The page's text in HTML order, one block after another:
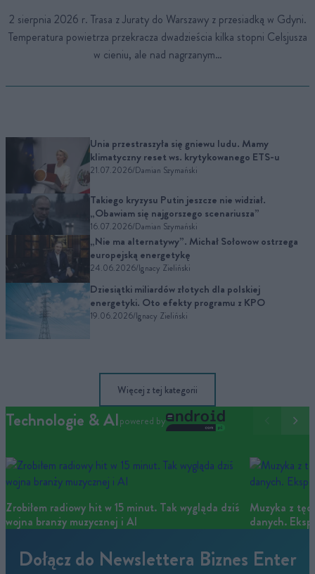
2 sierpnia 2026 r. Trasa z Juraty do Warszawy z przesiadką w Gdyni.
Temperatura powietrza przekracza dwadzieścia kilka stopni Celsjusza
w cieniu, ale nad nagrzanym…
Unia przestraszyła się gniewu ludu. Mamy
klimatyczny reset ws. krytykowanego ETS-u
21.07.2026/Damian Szymański
Takiego kryzysu Putin jeszcze nie widział.
„Obawiam się najgorszego scenariusza”
16.07.2026/Damian Szymański
„Nie ma alternatywy”. Michał Sołowow ostrzega
europejską energetykę
24.06.2026/Ignacy Zieliński
Dziesiątki miliardów złotych dla polskiej
energetyki. Oto efekty programu z KPO
19.06.2026/Ignacy Zieliński
Więcej z tej kategorii
Technologie & AIpowered by
Zrobiłem radiowy hit w 15 minut. Tak wygląda dziś
wojna branży muzycznej i AI
Muzyka z
danych.
Dołącz do Newslettera Biznes Enter